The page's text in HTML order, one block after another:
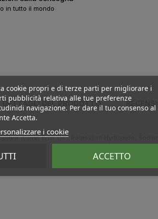
in tutto il mondo
DETTAGLI DEL PRODOTTO
(Olive) Fruit Oil*, Potassium Hydroxide,
cookie propri e di terze parti per migliorare i
pubblicità relativa alle tue preferenze
navigazione. Per dare il tuo consenso al
Accetta.
i cookie
ACCETTO